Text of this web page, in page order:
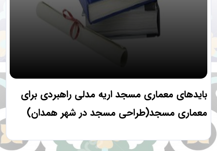
بایدهای معماری مسجد اریه مدلی راهبردی برای
معماری مسجد(طراحی مسجد در شهر همدان)